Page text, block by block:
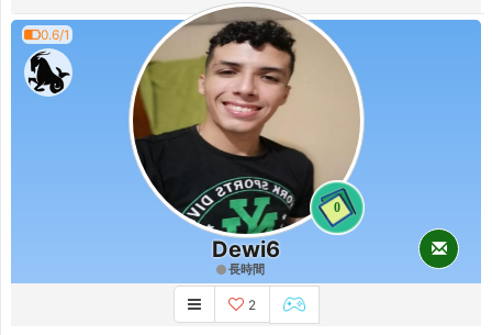
0.6/1
0
Dewi6
長時間
2